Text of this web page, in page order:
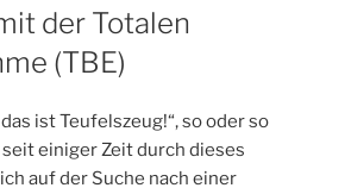
der Totalen
(TBE)
ist Teufelszeug!“, so oder so
einiger Zeit durch dieses
auf der Suche nach einer